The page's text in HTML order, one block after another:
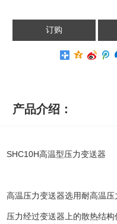
产品介绍：
SHC10H高温型压力变送器
高温压力变送器选用耐高温
压力经过变送器上的散热结